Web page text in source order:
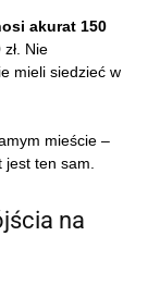
akurat 150
Nie
mieli siedzieć w
mieście –
ten sam.
na